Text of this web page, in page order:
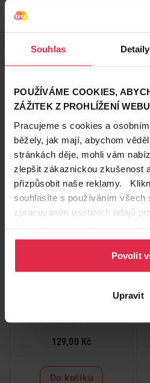
Souhlas Detaily
POUŽÍVÁME COOKIES,
ZÁŽITEK Z PROHLÍŽENÍ WEBU
Pracujeme s cookies a
běžely, jak mají, abychom
stránkách děje, mohli vám
zlepšit zákaznickou zkušenost
přizpůsobit naše reklamy.
souhlasíte s používáním všech
zpracováním osobních údajů
osobních údajů.
Povolit
Upravit
Rimmel London Make-up
Kind&Free Blur It Out Skin
Tint 163
Do košíku
199,90 Kč/ ks
dostupné online
B3 15 ml
129,00 Kč
Do košíku